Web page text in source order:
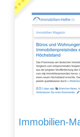
★★★
Immobilien-